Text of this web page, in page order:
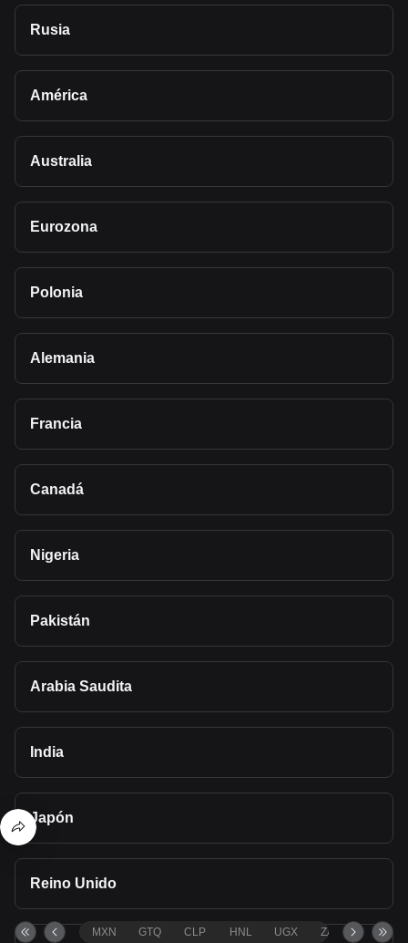
Rusia
América
Australia
Eurozona
Polonia
Alemania
Francia
Canadá
Nigeria
Pakistán
Arabia Saudita
India
Japón
Reino Unido
MXN GTQ CLP HNL UGX ZAR TND